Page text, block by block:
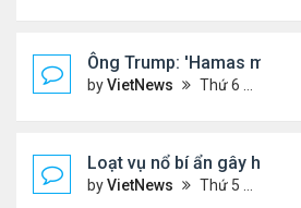
Ông Trump: 'Hamas muốn
byVietNews Thứ 6 Tháng 7 25, 2025 5:40 pm
Loạt vụ nổ bí ẩn gây hoang
byVietNews Thứ 5 Tháng 7 24, 2025 3:50 pm